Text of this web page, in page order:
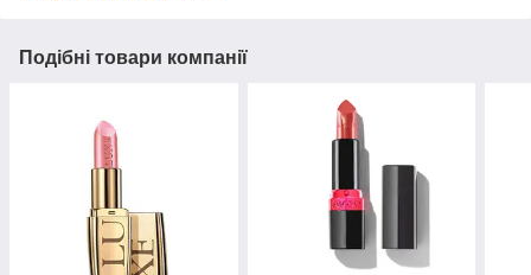
Подібні товари компанії